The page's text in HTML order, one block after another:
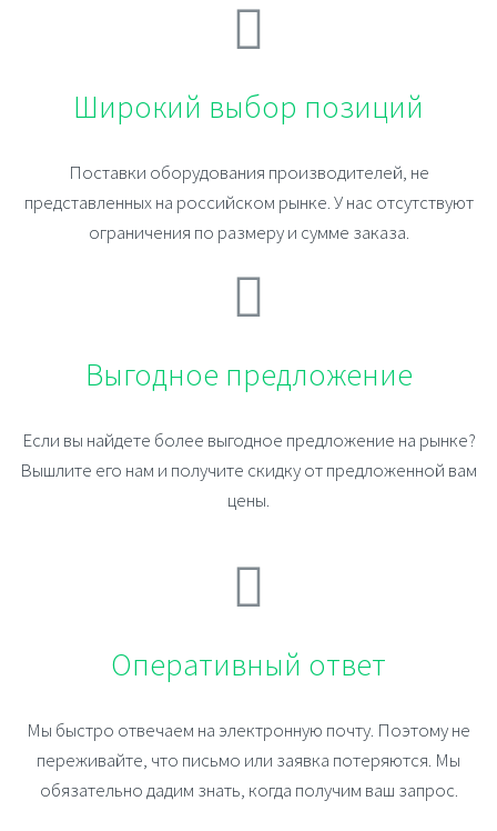
Широкий выбор позиций
Поставки оборудования производителей, не
представленных на российском рынке. У нас отсутствуют
ограничения по размеру и сумме заказа.
Выгодное предложение
Если вы найдете более выгодное предложение на рынке?
Вышлите его нам и получите скидку от предложенной вам
цены.
Оперативный ответ
Мы быстро отвечаем на электронную почту. Поэтому не
переживайте, что письмо или заявка потеряются. Мы
обязательно дадим знать, когда получим ваш запрос.